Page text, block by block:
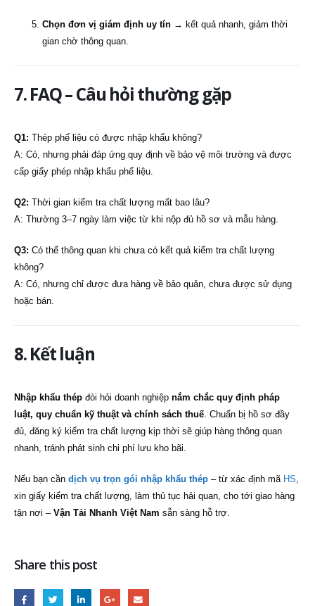
Chọn đơn vị giám định uy tín → kết quả nhanh, giảm thời
gian chờ thông quan.
7. FAQ – Câu hỏi thường gặp
Q1: Thép phế liệu có được nhập khẩu không?
A: Có, nhưng phải đáp ứng quy định về bảo vệ môi trường và được
cấp giấy phép nhập khẩu phế liệu.
Q2: Thời gian kiểm tra chất lượng mất bao lâu?
A: Thường 3–7 ngày làm việc từ khi nộp đủ hồ sơ và mẫu hàng.
Q3: Có thể thông quan khi chưa có kết quả kiểm tra chất lượng
không?
A: Có, nhưng chỉ được đưa hàng về bảo quản, chưa được sử dụng
hoặc bán.
8. Kết luận
Nhập khẩu thép đòi hỏi doanh nghiệp nắm chắc quy định pháp
luật, quy chuẩn kỹ thuật và chính sách thuế. Chuẩn bị hồ sơ đầy
đủ, đăng ký kiểm tra chất lượng kịp thời sẽ giúp hàng thông quan
nhanh, tránh phát sinh chi phí lưu kho bãi.
Nếu bạn cần dịch vụ trọn gói nhập khẩu thép – từ xác định mã HS,
xin giấy kiểm tra chất lượng, làm thủ tục hải quan, cho tới giao hàng
tận nơi – Vận Tải Nhanh Việt Nam sẵn sàng hỗ trợ.
Share this post